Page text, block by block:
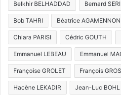
Belkhir BELHADDAD Bernard
Bob TAHRI Béatrice
Chiara PARISI Cédric GOUTH
Emmanuel LEBEAU Emmanuel
Françoise GROLET François
Hacène LEKADIR Jean-Luc BOHL